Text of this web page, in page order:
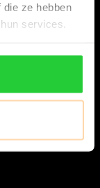
ze hebben
services.
Lelystad en